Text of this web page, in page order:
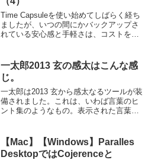
Time Capsuleを使い始めてしばらく経ち
ましたが、いつの間にかバックアップさ
れている安心感と手軽さは、コストをか
境も利用しており、そ...
一太郎2013 玄の感太はこんな感
じ。
一太郎は2013 玄から感太なるツールが装
備されました。これは、いわば言葉のヒ
ント集のようなもの。表示された言葉や
す。ちょっと大げさ？
【Mac】【Windows】Paralles
DesktopではCojerenceと